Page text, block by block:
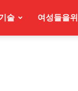
술 여성들을